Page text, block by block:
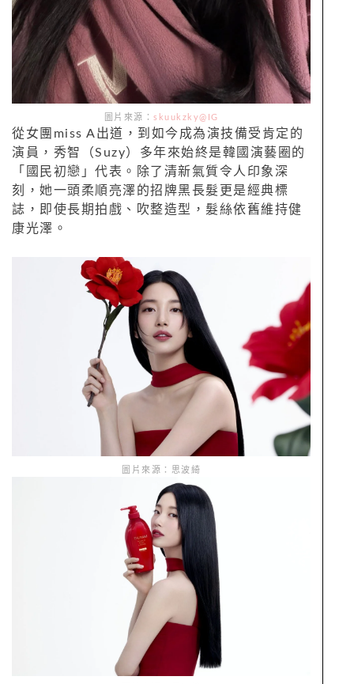
圖片來源： skuukzky@IG
從女團miss A出道，到如今成為演技備受肯定的
演員，秀智（Suzy）多年來始終是韓國演藝圈的
「國民初戀」代表。除了清新氣質令人印象深
刻，她一頭柔順亮澤的招牌黑長髮更是經典標
誌，即使長期拍戲、吹整造型，髮絲依舊維持健
康光澤。
圖片來源：思波綺